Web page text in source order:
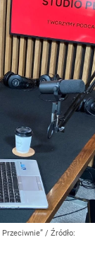
Przeciwnie” / Źródło: